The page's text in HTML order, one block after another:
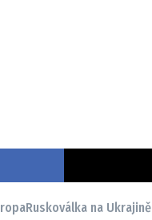
ropaRuskoválka na Ukrajině